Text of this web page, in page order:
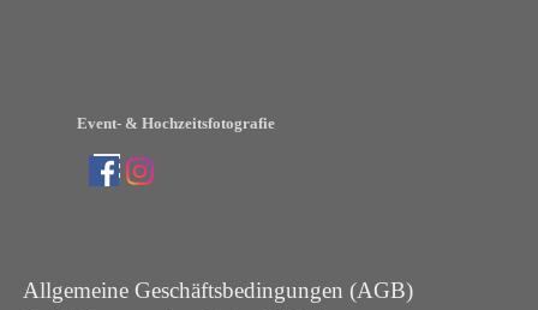
Event- & Hochzeitsfotografie
Menü überspringen
Allgemeine Geschäftsbedingungen (AGB)